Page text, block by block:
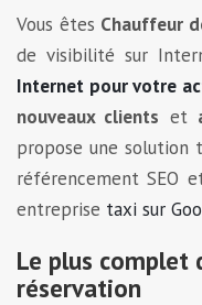
Vous êtes Chauffeur
de visibilité sur
Internet pour votre
nouveaux clients et
propose une
référencement SEO
entreprise taxi sur
Le plus complet
réservation